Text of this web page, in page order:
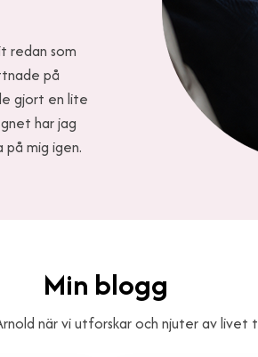
redan som
på
gjort en lite
har jag
mig igen.
Min blogg
när vi utforskar och njuter av livet